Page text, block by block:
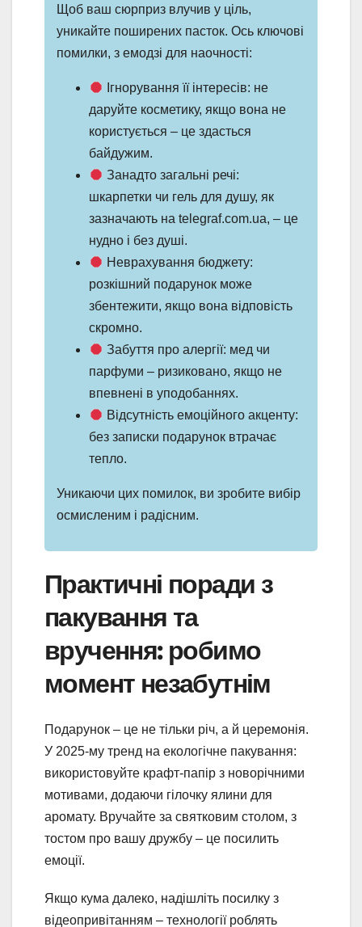
Щоб ваш сюрприз влучив у ціль,
уникайте поширених пасток. Ось ключові
помилки, з емодзі для наочності:
Ігнорування її інтересів: не
даруйте косметику, якщо вона не
користується – це здасться
байдужим.
Занадто загальні речі:
шкарпетки чи гель для душу, як
зазначають на telegraf.com.ua, – це
нудно і без душі.
Неврахування бюджету:
розкішний подарунок може
збентежити, якщо вона відповість
скромно.
Забуття про алергії: мед чи
парфуми – ризиковано, якщо не
впевнені в уподобаннях.
Відсутність емоційного акценту:
без записки подарунок втрачає
тепло.
Уникаючи цих помилок, ви зробите вибір
осмисленим і радісним.
Практичні поради з
пакування та
вручення: робимо
момент незабутнім
Подарунок – це не тільки річ, а й церемонія.
У 2025-му тренд на екологічне пакування:
використовуйте крафт-папір з новорічними
мотивами, додаючи гілочку ялини для
аромату. Вручайте за святковим столом, з
тостом про вашу дружбу – це посилить
емоції.
Якщо кума далеко, надішліть посилку з
відеопривітанням – технології роблять